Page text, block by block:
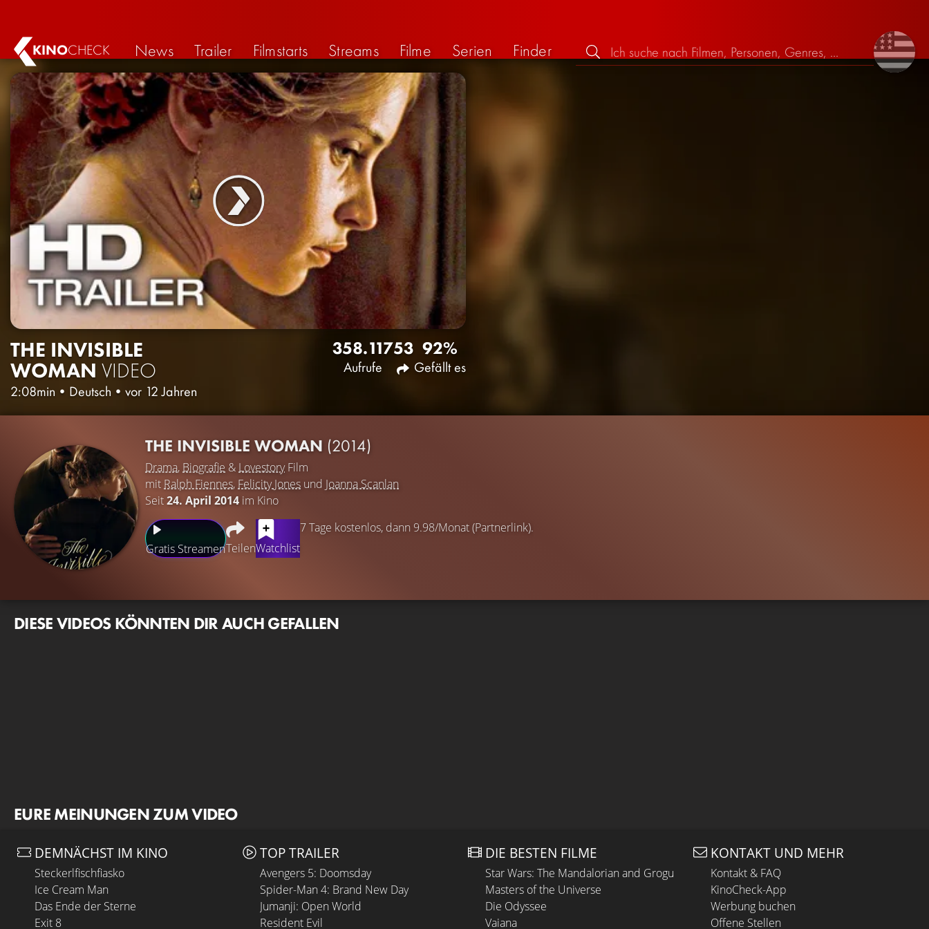
KINOCHECK News Trailer Filmstarts Streams Filme Serien Finder
THE INVISIBLE
WOMAN VIDEO
2:08min • Deutsch • vor 12 Jahren
358.117
Aufrufe
53 92%
Gefällt es
THE INVISIBLE WOMAN (2014)
Drama, Biografie & LovestoryFilm
mit Ralph Fiennes, Felicity Jones und Joanna Scanlan
Seit24. April 2014 im Kino
Gratis StreamenTeilenWatchlist
7 Tage kostenlos, dann 9.98/Monat (Partnerlink).
DIESE VIDEOS KÖNNTEN DIR AUCH GEFALLEN
EURE MEINUNGEN ZUM VIDEO
DEMNÄCHST IM KINO
Steckerlfischfiasko
Ice Cream Man
Das Ende der Sterne
Exit 8
TOP TRAILER
Avengers 5: Doomsday
Spider-Man 4: Brand New Day
Jumanji: Open World
Resident Evil
DIE BESTEN FILME
Star Wars: The Mandalorian and Grogu
Masters of the Universe
Die Odyssee
Vaiana
KONTAKT UND MEHR
Kontakt & FAQ
KinoCheck-App
Werbung buchen
Offene Stellen